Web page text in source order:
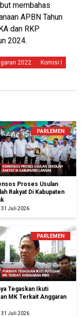
membahas
APBN Tahun
dan RKP
2024.
2022
Komisi I
PARLEMEN
Proses Usulan
Rakyat Di Kabupaten
31 Juli 2026
PARLEMEN
Tegaskan Ikuti
MK Terkait Anggaran
31 Juli 2026